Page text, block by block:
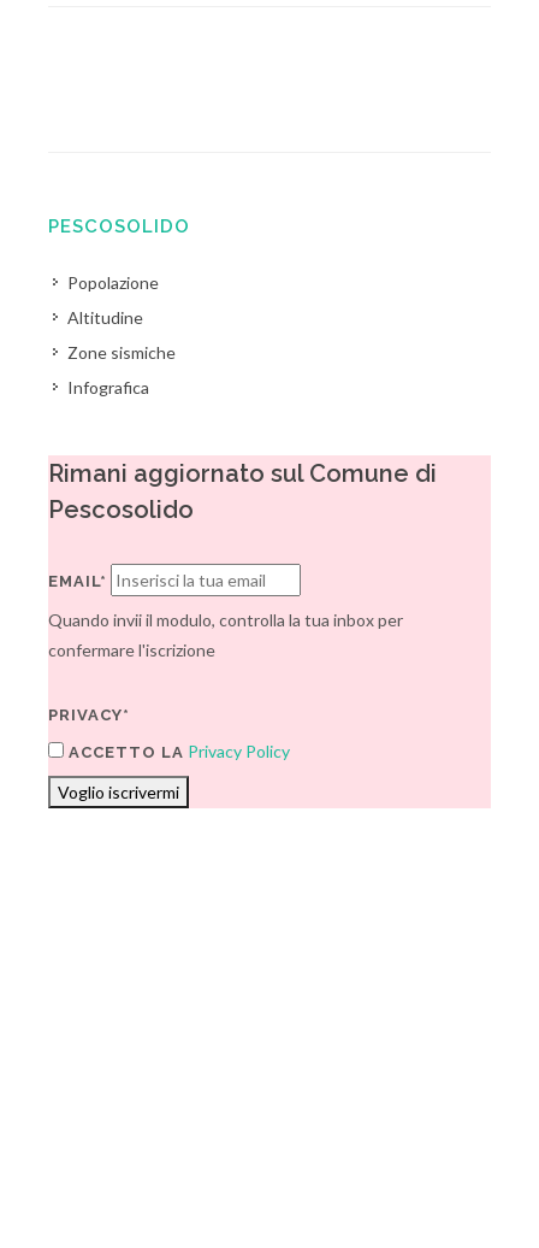
PESCOSOLIDO
Popolazione
Altitudine
Zone sismiche
Infografica
Rimani aggiornato sul Comune di
Pescosolido
EMAIL*
Quando invii il modulo, controlla la tua inbox per
confermare l'iscrizione
PRIVACY*
ACCETTO LA Privacy Policy
Voglio iscrivermi